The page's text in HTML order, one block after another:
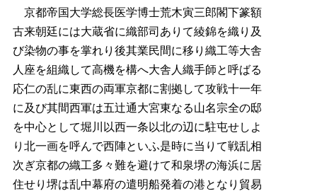
京都帝国大学総長医学博士荒木寅三郎閣下篆額
古来朝廷には大蔵省に織部司ありて綾錦を織り及
び染物の事を掌れり後其業民間に移り織工等大舎
人座を組織して高機を構へ大舎人織手師と呼ばる
応仁の乱に東西の両軍京都に割拠して攻戦十一年
に及び其間西軍は五辻通大宮東なる山名宗全の邸
を中心として堀川以西一条以北の辺に駐屯せしよ
り北一画を呼んで西陣といふ是時に当りて戦乱相
次ぎ京都の織工多々難を避けて和泉堺の海浜に居
住せり堺は乱中幕府の遣明船発着の港となり貿易